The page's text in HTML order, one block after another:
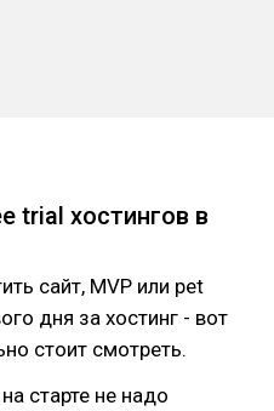
trial хостингов в
сайт, MVP или pet
дня за хостинг - вот
стоит смотреть.
на старте не надо